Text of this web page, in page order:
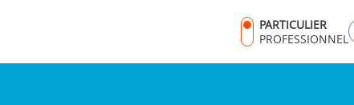
PARTICULIER
PROFESSIONNEL